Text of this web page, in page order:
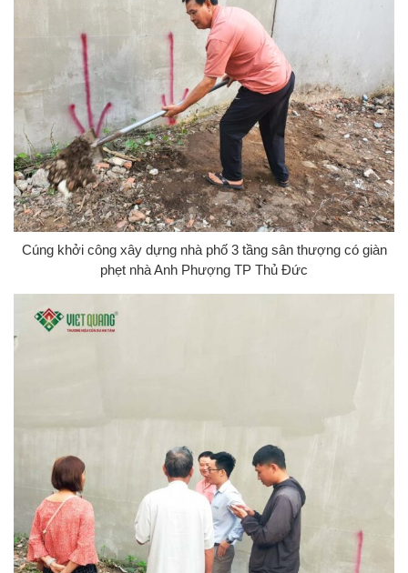
Cúng khởi công xây dựng nhà phố 3 tầng sân thượng có giàn
phẹt nhà Anh Phượng TP Thủ Đức